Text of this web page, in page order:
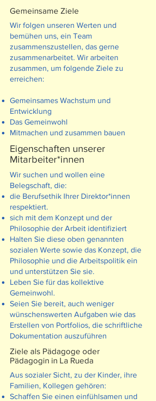
Gemeinsame Ziele
Wir folgen unseren Werten und
bemühen uns, ein Team
zusammenszustellen, das gerne
zusammenarbeitet. Wir arbeiten
zusammen, um folgende Ziele zu
erreichen:
Gemeinsames Wachstum und
Entwicklung
Das Gemeinwohl
Mitmachen und zusammen bauen
Eigenschaften unserer
Mitarbeiter*innen
Wir suchen und wollen eine
Belegschaft, die:
die Berufsethik Ihrer Direktor*innen
respektiert.
sich mit dem Konzept und der
Philosophie der Arbeit identifiziert
Halten Sie diese oben genannten
sozialen Werte sowie das Konzept, die
Philosophie und die Arbeitspolitik ein
und unterstützen Sie sie.
Leben Sie für das kollektive
Gemeinwohl.
Seien Sie bereit, auch weniger
wünschenswerten Aufgaben wie das
Erstellen von Portfolios, die schriftliche
Dokumentation auszuführen
Ziele als Pädagoge oder
Pädagogin in La Rueda
Aus sozialer Sicht, zu der Kinder, ihre
Familien, Kollegen gehören:
Schaffen Sie einen einfühlsamen und